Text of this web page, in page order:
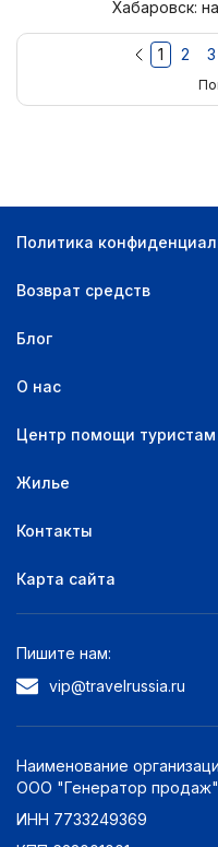
Хабаровск:
1 2 3
Политика
Возврат средств
Блог
О нас
Центр помощи туристам
Жилье
Контакты
Карта сайта
Пишите нам:
vip@travelrussia.ru
Наименование
ООО "Генератор продаж"
ИНН 7733249369